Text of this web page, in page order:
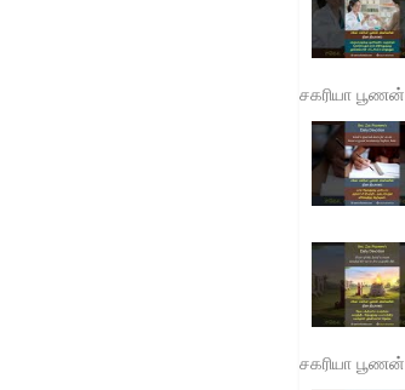
சகரியா பூணன்
சகரியா பூணன்